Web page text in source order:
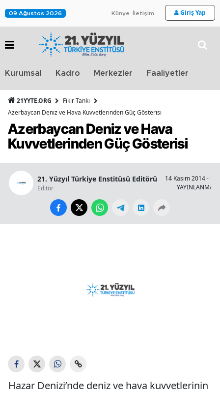
09 Ağustos 2026 Künye İletişim Giriş Yap
Kurumsal Kadro Merkezler Faaliyetler
21YYTE.ORG
Fikir Tankı
Azerbaycan Deniz ve Hava Kuvvetlerinden Güç Gösterisi
Azerbaycan Deniz ve Hava
Kuvvetlerinden Güç Gösterisi
21. Yüzyıl Türkiye Enstitüsü Editörü
Editör
14 Kasım 2014 -
YAYINLANMA
Hazar Denizi’nde deniz ve hava kuvvetlerinin